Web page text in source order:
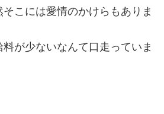
こには愛情のかけらもありま
が少ないなんて口走っていま